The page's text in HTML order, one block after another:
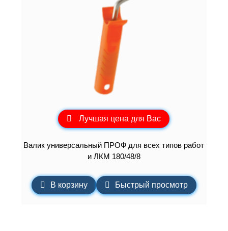
Лучшая цена для Вас
Валик универсальный ПРОФ для всех типов работ
и ЛКМ 180/48/8
В корзину Быстрый просмотр